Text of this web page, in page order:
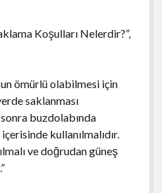
Koşulları Nelerdir?”,
ömürlü olabilmesi için
saklanması
buzdolabında
kullanılmalıdır.
ve doğrudan güneş